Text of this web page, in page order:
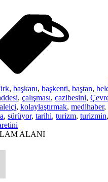
, başkanı, başkenti, baştan,
, çalışması, cazibesini,
, kolaylaştırmak, medihaber,
, sürüyor, tarihi, turizm, turizmin,
ALANI